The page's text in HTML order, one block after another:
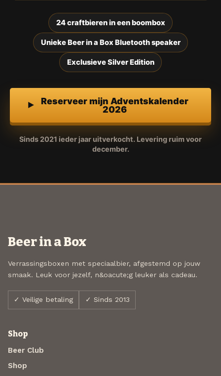
24 craftbieren in een boombox
Unieke Beer in a Box Bluetooth speaker
Exclusieve Silver Edition
Reserveer mijn Adventskalender
2026
Sinds 2021 ieder jaar uitverkocht. Levering ruim voor
december.
Beer in a Box
Verrassingsboxen met speciaalbier, afgestemd op jouw
smaak. Leuk voor jezelf, n&oacute;g leuker als cadeau.
✓ Veilige betaling ✓ Sinds 2013
Shop
Beer Club
Shop